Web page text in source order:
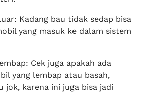
Kadang bau tidak sedap bisa
yang masuk ke dalam sistem
Cek juga apakah ada
yang lembap atau basah,
jok, karena ini juga bisa jadi